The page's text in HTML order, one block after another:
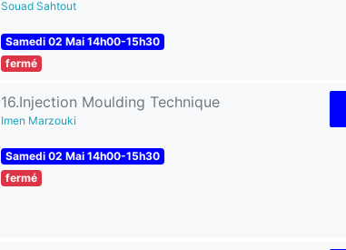
Souad Sahtout
Samedi 02 Mai 14h00-15h30
fermé
16.Injection Moulding Technique
Imen Marzouki
Samedi 02 Mai 14h00-15h30
fermé